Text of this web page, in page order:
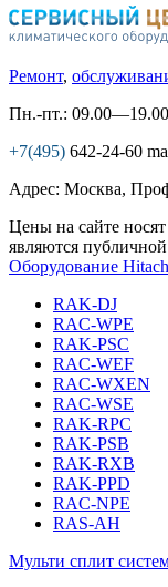
Ремонт,
Пн.-пт.:
+7(495) 642-24-60
Адрес: Москва,
Цены на сайте
являются
Оборудование
RAK-DJ
RAC-WPE
RAK-PSC
RAC-WEF
RAC-WXEN
RAC-WSE
RAK-RPC
RAK-PSB
RAK-RXB
RAK-PPD
RAC-NPE
RAS-AH
Мульти сплит